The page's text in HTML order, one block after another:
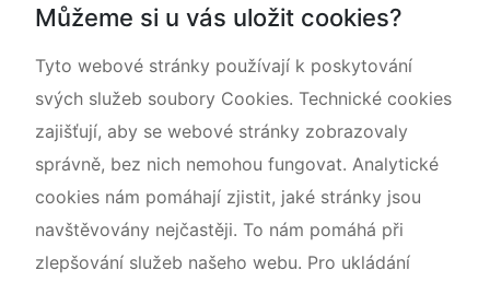
Rok CHKO pod záštitou České komise pro UNESCO
Můžeme si u vás uložit cookies?
Tyto webové stránky používají k poskytování
svých služeb soubory Cookies. Technické cookies
zajišťují, aby se webové stránky zobrazovaly
správně, bez nich nemohou fungovat. Analytické
cookies nám pomáhají zjistit, jaké stránky jsou
navštěvovány nejčastěji. To nám pomáhá při
zlepšování služeb našeho webu. Pro ukládání